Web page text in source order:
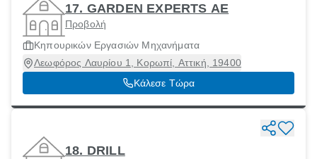
17. GARDEN EXPERTS AE
Προβολή
Κηπουρικών Εργασιών Μηχανήματα
Λεωφόρος Λαυρίου 1, Κορωπί, Αττική, 19400
Κάλεσε Τώρα
18. DRILL